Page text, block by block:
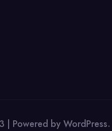
Powered by WordPress.